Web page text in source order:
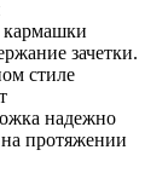
кармашки
зачетки.
стиле
надежно
протяжении